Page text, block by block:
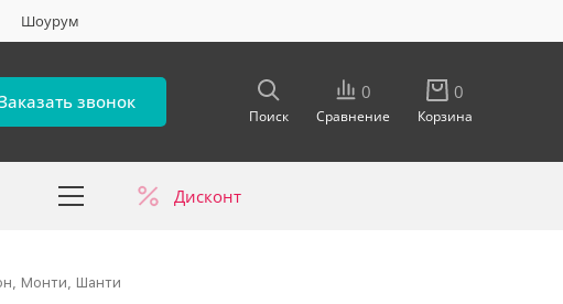
Шоурум
звонок
Поиск
0
Сравнение
0
Корзина
Дисконт
Монти, Шанти